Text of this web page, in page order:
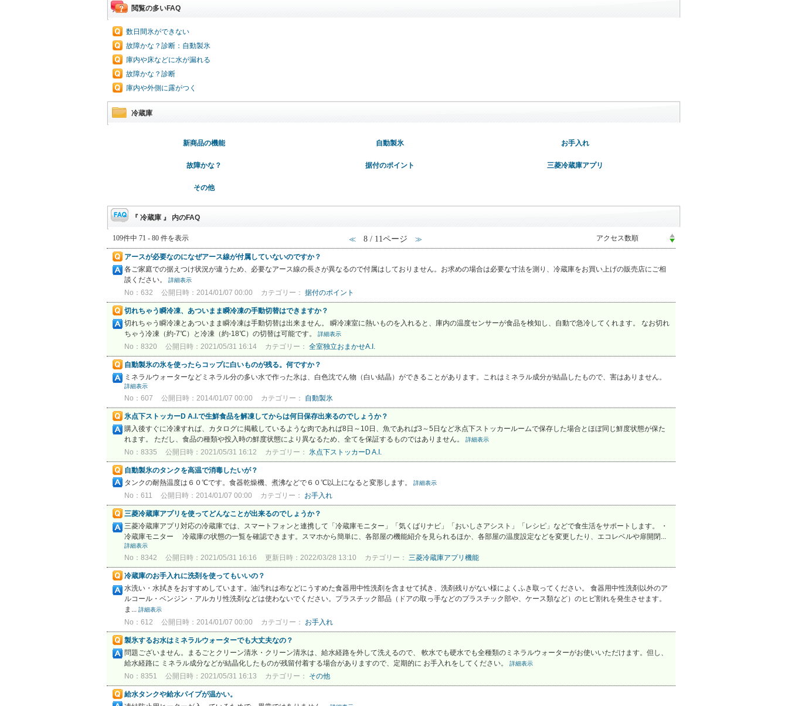
閲覧の多いFAQ
数日間氷ができない
故障かな？診断：自動製氷
庫内や床などに水が漏れる
故障かな？診断
庫内や外側に露がつく
冷蔵庫
新商品の機能 自動製氷 お手入れ
故障かな？ 据付のポイント 三菱冷蔵庫アプリ
その他
『 冷蔵庫 』 内のFAQ
109件中 71 - 80 件を表示 ≪ 8 / 11ページ ≫
アースが必要なのになぜアース線が付属していないのですか？
各ご家庭での据えつけ状況が違うため、必要なアース線の長さが異なるので付属はしておりません。お求めの場合は必要な寸法を測り、冷蔵庫をお買い上げの販売店にご相
談ください。
詳細表示
No：632 公開日時：2014/01/07 00:00 カテゴリー： 据付のポイント
切れちゃう瞬冷凍、あついまま瞬冷凍の手動切替はできますか？
切れちゃう瞬冷凍とあついまま瞬冷凍は手動切替は出来ません。 瞬冷凍室に熱いものを入れると、庫内の温度センサーが食品を検知し、自動で急冷してくれます。 なお切れ
ちゃう冷凍（約-7℃）と冷凍（約-18℃）の切替は可能です。
詳細表示
No：8320 公開日時：2021/05/31 16:14 カテゴリー： 全室独立おまかせA.I.
自動製氷の氷を使ったらコップに白いものが残る。何ですか？
ミネラルウォーターなどミネラル分の多い水で作った氷は、白色沈でん物（白い結晶）ができることがあります。これはミネラル成分が結晶したもので、害はありません。
詳細表示
No：607 公開日時：2014/01/07 00:00 カテゴリー： 自動製氷
氷点下ストッカーD A.I.で生鮮食品を解凍してからは何日保存出来るのでしょうか？
購入後すぐに冷凍すれば、カタログに掲載しているような肉であれば8日～10日、魚であれば3～5日など氷点下ストッカールームで保存した場合とほぼ同じ鮮度状態が保た
れます。 ただし、食品の種類や投入時の鮮度状態により異なるため、全てを保証するものではありません。
詳細表示
No：8335 公開日時：2021/05/31 16:12 カテゴリー： 氷点下ストッカーD A.I.
自動製氷のタンクを高温で消毒したいが？
タンクの耐熱温度は６０℃です。食器乾燥機、煮沸などで６０℃以上になると変形します。
詳細表示
No：611 公開日時：2014/01/07 00:00 カテゴリー： お手入れ
三菱冷蔵庫アプリを使ってどんなことが出来るのでしょうか？
三菱冷蔵庫アプリ対応の冷蔵庫では、スマートフォンと連携して「冷蔵庫モニター」「気くばりナビ」「おいしさアシスト」「レシピ」などで食生活をサポートします。 ・
冷蔵庫モニター 冷蔵庫の状態の一覧を確認できます。スマホから簡単に、各部屋の機能紹介を見られるほか、各部屋の温度設定などを変更したり、エコレベルや扉開閉...
詳細表示
No：8342 公開日時：2021/05/31 16:16 更新日時：2022/03/28 13:10 カテゴリー： 三菱冷蔵庫アプリ機能
冷蔵庫のお手入れに洗剤を使ってもいいの？
水洗い・水拭きをおすすめしています。油汚れは布などにうすめた食器用中性洗剤を含ませて拭き、洗剤残りがない様によくふき取ってください。 食器用中性洗剤以外のア
ルコール・ベンジン・アルカリ性洗剤などは使わないでください。プラスチック部品（ドアの取っ手などのプラスチック部や、ケース類など）のヒビ割れを発生させます。
ま... 詳細表示
No：612 公開日時：2014/01/07 00:00 カテゴリー： お手入れ
製氷するお水はミネラルウォーターでも大丈夫なの？
問題ございません。まるごとクリーン清氷・クリーン清氷は、給水経路を外して洗えるので、 軟水でも硬水でも全種類のミネラルウォーターがお使いいただけます。但し、
給水経路に ミネラル成分などが結晶化したものが残留付着する場合がありますので、定期的に お手入れをしてください。
詳細表示
No：8351 公開日時：2021/05/31 16:13 カテゴリー： その他
給水タンクや給水パイプが温かい。